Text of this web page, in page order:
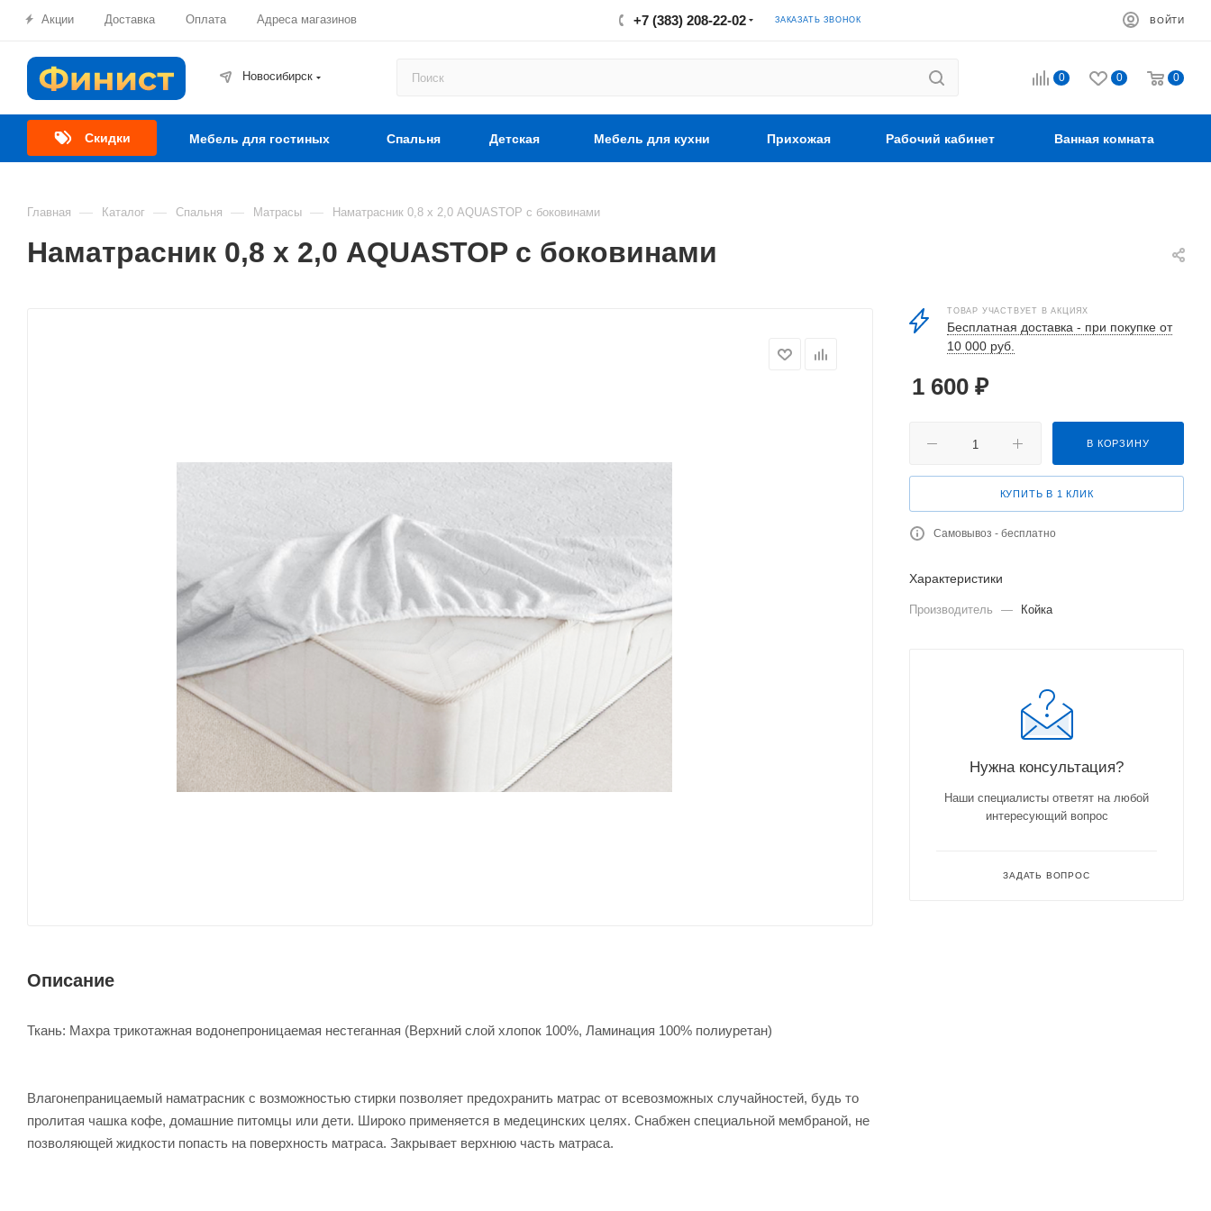
Акции Доставка Оплата Адреса магазинов +7 (383) 208-22-02 ЗАКАЗАТЬ ЗВОНОК ВОЙТИ
Новосибирск 0 0 0
Скидки Мебель для гостиных Спальня Детская Мебель для кухни Прихожая Рабочий кабинет Ванная комната
Главная — Каталог — Спальня — Матрасы — Наматрасник 0,8 х 2,0 AQUASTOP с боковинами
Наматрасник 0,8 х 2,0 AQUASTOP с боковинами
Описание
Ткань: Махра трикотажная водонепроницаемая нестеганная (Верхний слой хлопок 100%, Ламинация 100% полиуретан)
Влагонепраницаемый наматрасник с возможностью стирки позволяет предохранить матрас от всевозможных случайностей, будь то
пролитая чашка кофе, домашние питомцы или дети. Широко применяется в медецинских целях. Снабжен специальной мембраной, не
позволяющей жидкости попасть на поверхность матраса. Закрывает верхнюю часть матраса.
ТОВАР УЧАСТВУЕТ В АКЦИЯХ
Бесплатная доставка - при покупке от
10 000 руб.
1 600 ₽
В КОРЗИНУ
КУПИТЬ В 1 КЛИК
Самовывоз - бесплатно
Характеристики
Производитель — Койка
Нужна консультация?
Наши специалисты ответят на любой
интересующий вопрос
ЗАДАТЬ ВОПРОС